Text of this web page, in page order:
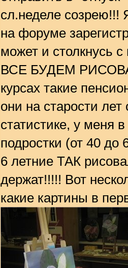
сл.неделе созрею!!!
на форуме
может и столкнусь
ВСЕ БУДЕМ
курсах такие
они на старости
статистике, у меня
подростки (от 40
6 летние ТАК
держат!!!!! Вот
какие картины в